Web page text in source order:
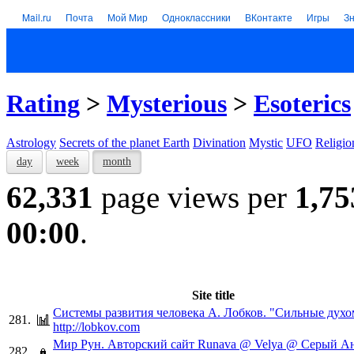
Mail.ru Почта Мой Мир Одноклассники ВКонтакте Игры
Rating > Mysterious > Esoterics
Astrology Secrets of the planet Earth Divination Mystic UFO
day week month
62,331 page views per
00:00.
Site title
281.
Системы развития человека А. Лобков. "Сильные
http://lobkov.com
282.
Мир Рун. Авторский сайт Runava @ Velya @ Серый